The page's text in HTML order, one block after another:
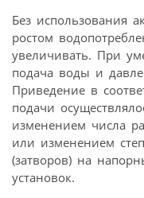
Без использования
ростом
увеличивать. При
подача воды и
Приведение в
подачи
изменением числа
или изменением
(затворов) на
установок.